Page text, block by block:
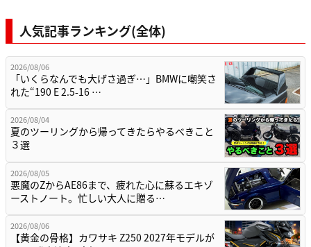
人気記事ランキング(全体)
2026/08/06
「いくらなんでも大げさ過ぎ…」BMWに嘲笑さ
れた“190 E 2.5-16 …
2026/08/04
夏のツーリングから帰ってきたらやるべきこと
３選
2026/08/05
悪魔のZからAE86まで、疲れた心に蘇るエキゾ
ーストノート。忙しい大人に贈る…
2026/08/06
【黄金の骨格】カワサキ Z250 2027年モデルが